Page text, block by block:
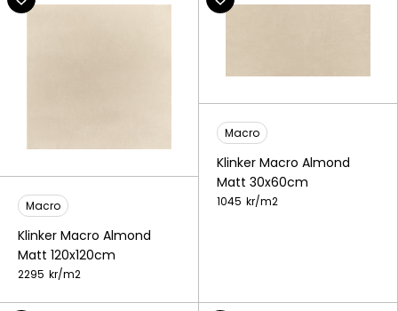
Macro
Klinker Macro Almond
Matt 120x120cm
2295 kr/m2
Macro
Klinker Macro Almond
Matt 30x60cm
1045 kr/m2